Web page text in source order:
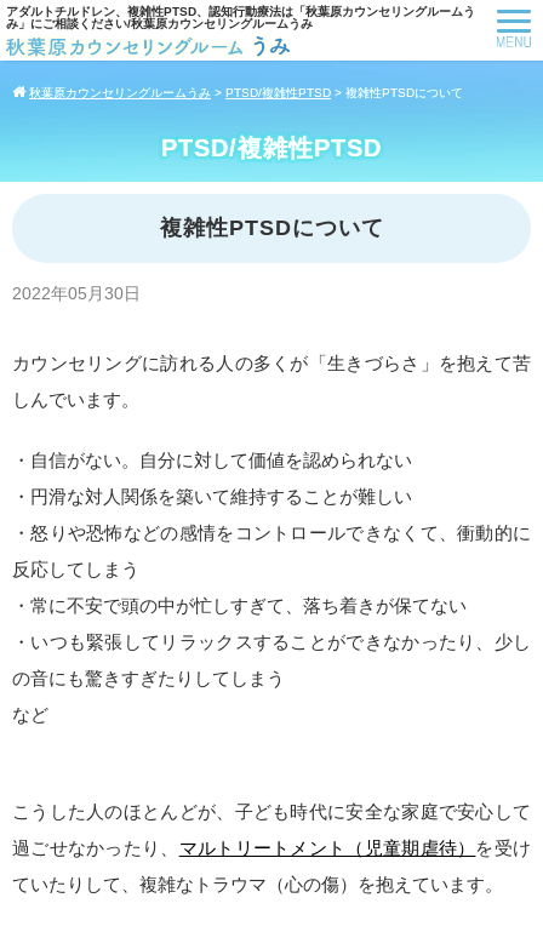
アダルトチルドレン、複雑性PTSD、認知行動療法は「秋葉原カウンセリングルームう
み」にご相談ください/秋葉原カウンセリングルームうみ
秋葉原カウンセリングルームうみ > PTSD/複雑性PTSD > 複雑性PTSDについて
PTSD/複雑性PTSD
複雑性PTSDについて
2022年05月30日
カウンセリングに訪れる人の多くが「生きづらさ」を抱えて苦
しんでいます。
・自信がない。自分に対して価値を認められない
・円滑な対人関係を築いて維持することが難しい
・怒りや恐怖などの感情をコントロールできなくて、衝動的に
反応してしまう
・常に不安で頭の中が忙しすぎて、落ち着きが保てない
・いつも緊張してリラックスすることができなかったり、少し
の音にも驚きすぎたりしてしまう
など
こうした人のほとんどが、子ども時代に安全な家庭で安心して
過ごせなかったり、 マルトリートメント（児童期虐待） を受け
ていたりして、複雑なトラウマ（心の傷）を抱えています。